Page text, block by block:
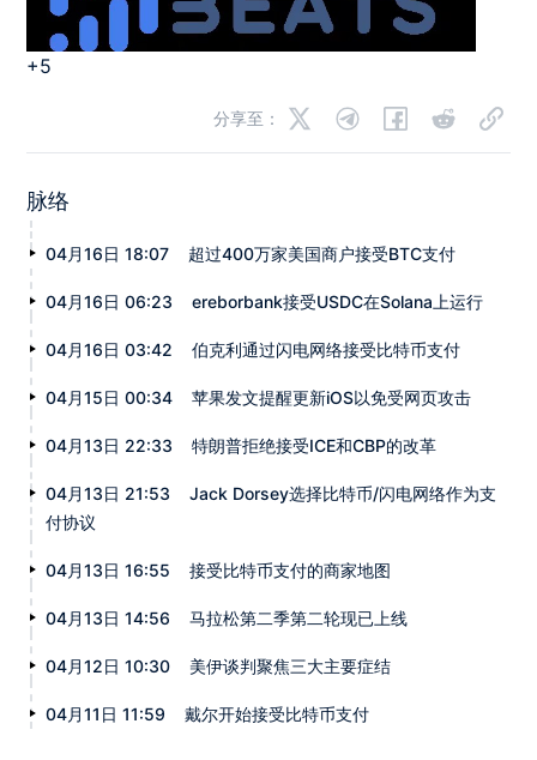
+5
分享至：
脉络
04月16日 18:07 超过400万家美国商户接受BTC支付
04月16日 06:23 ereborbank接受USDC在Solana上运行
04月16日 03:42 伯克利通过闪电网络接受比特币支付
04月15日 00:34 苹果发文提醒更新iOS以免受网页攻击
04月13日 22:33 特朗普拒绝接受ICE和CBP的改革
04月13日 21:53
Jack Dorsey选择比特币/闪电网络作为支
付协议
04月13日 16:55 接受比特币支付的商家地图
04月13日 14:56 马拉松第二季第二轮现已上线
04月12日 10:30 美伊谈判聚焦三大主要症结
04月11日 11:59 戴尔开始接受比特币支付